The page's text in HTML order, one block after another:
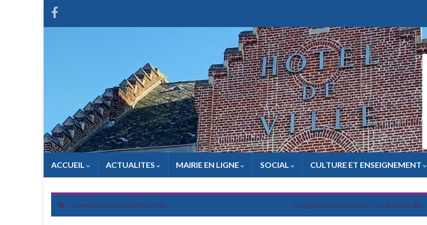
ACCUEIL ACTUALITES MAIRIE EN LIGNE SOCIAL CULTURE ET ENSEIGNEMENT
Commémoration du 8 Mai 1945 Inscriptions brocante de Tiot Batiche